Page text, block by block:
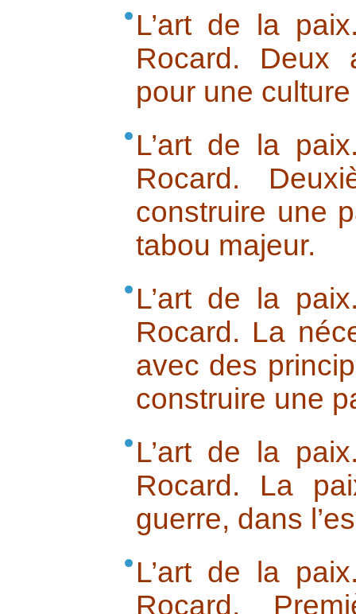
L’art de la
Rocard. Deux
pour une
L’art de la
Rocard.
construire une
tabou majeur.
L’art de la
Rocard. La
avec des
construire une
L’art de la
Rocard. La
guerre, dans
L’art de la
Rocard.